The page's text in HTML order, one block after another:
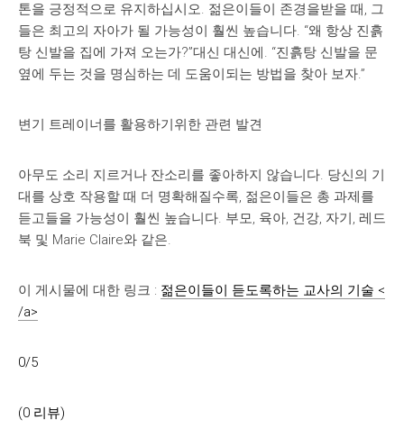
톤을 긍정적으로 유지하십시오. 젊은이들이 존경을받을 때, 그
들은 최고의 자아가 될 가능성이 훨씬 높습니다. “왜 항상 진흙
탕 신발을 집에 가져 오는가?”대신 대신에. “진흙탕 신발을 문
옆에 두는 것을 명심하는 데 도움이되는 방법을 찾아 보자.”
변기 트레이너를 활용하기위한 관련 발견
아무도 소리 지르거나 잔소리를 좋아하지 않습니다. 당신의 기
대를 상호 작용할 때 더 명확해질수록, 젊은이들은 총 과제를
듣고들을 가능성이 훨씬 높습니다. 부모, 육아, 건강, 자기, 레드
북 및 Marie Claire와 같은.
이 게시물에 대한 링크 : 젊은이들이 듣도록하는 교사의 기술 <
/a>
0/5
(0 리뷰)